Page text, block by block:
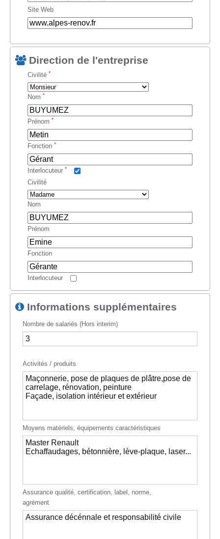
Site Web
Direction de l'entreprise
Civilité *
Nom *
Prénom *
Fonction *
Interlocuteur *
Civilité
Nom
Prénom
Fonction
Interlocuteur
Informations supplémentaires
Nombre de salariés (Hors interim)
Activités / produits
Moyens matériels, équipements caractéristiques
Assurance qualité, certification, label, norme,
agrément